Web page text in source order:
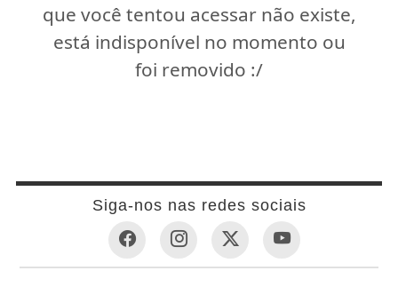
que você tentou acessar não existe,
está indisponível no momento ou
foi removido :/
Siga-nos nas redes sociais